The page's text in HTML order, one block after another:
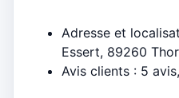
Adresse et
Essert, 89260
Avis clients : 5